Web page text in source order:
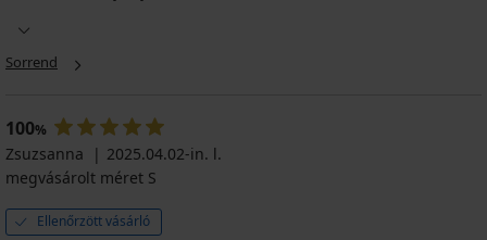
melltartó
14 590
Ft
10 950
Ft
kód
Sorrend
100%
Zsuzsanna
2025.04.02-in. l.
megvásárolt méret S
Ellenőrzött vásárló